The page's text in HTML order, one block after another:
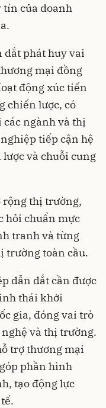
tín của doanh
dắt phát huy vai
mại đồng
động xúc tiến
chiến lược, có
ngành và thị
tiếp cận hệ
và chuỗi cung
rộng thị trường,
hỏi chuẩn mực
tranh và từng
trường toàn cầu.
dẫn dắt cần được
thái khởi
gia, đóng vai trò
và thị trường.
trợ thương mại
phần hình
tạo động lực